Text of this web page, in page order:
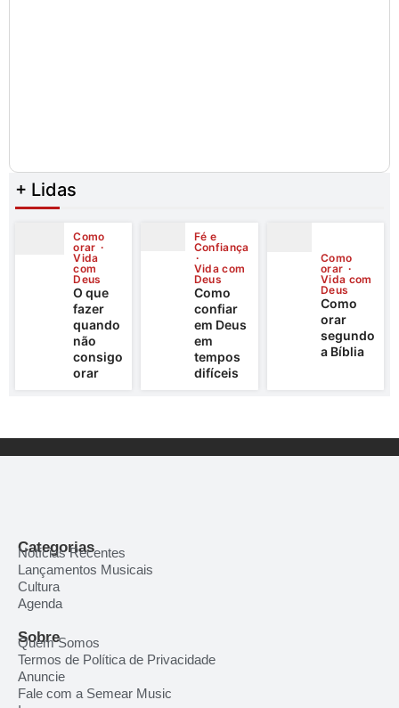
+ Lidas
Como
orar
Vida
com
Deus
O que
fazer
quando
não
consigo
orar
Fé e
Confiança
Vida com
Deus
Como
confiar
em Deus
em
tempos
difíceis
Como
orar
Vida com
Deus
Como
orar
segundo
a Bíblia
Categorias
Notícias Recentes
Lançamentos Musicais
Cultura
Agenda
Sobre
Quem Somos
Termos de Política de Privacidade
Anuncie
Fale com a Semear Music